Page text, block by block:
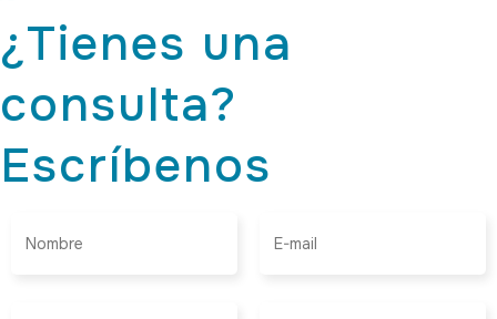
¿Tienes una
consulta?
Escríbenos